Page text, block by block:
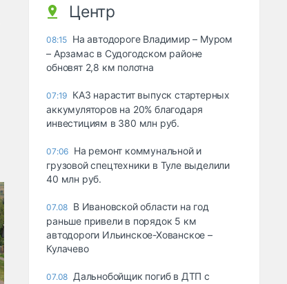
Центр
08:15 На автодороге Владимир – Муром
– Арзамас в Судогодском районе
обновят 2,8 км полотна
07:19 КАЗ нарастит выпуск стартерных
аккумуляторов на 20% благодаря
инвестициям в 380 млн руб.
07:06 На ремонт коммунальной и
грузовой спецтехники в Туле выделили
40 млн руб.
07.08 В Ивановской области на год
раньше привели в порядок 5 км
автодороги Ильинское-Хованское –
Кулачево
07.08 Дальнобойщик погиб в ДТП с